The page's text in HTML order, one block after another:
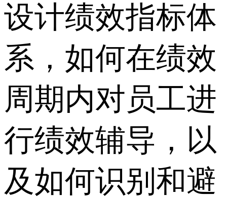
设计绩效指标体
系，如何在绩效
周期内对员工进
行绩效辅导，以
及如何识别和避